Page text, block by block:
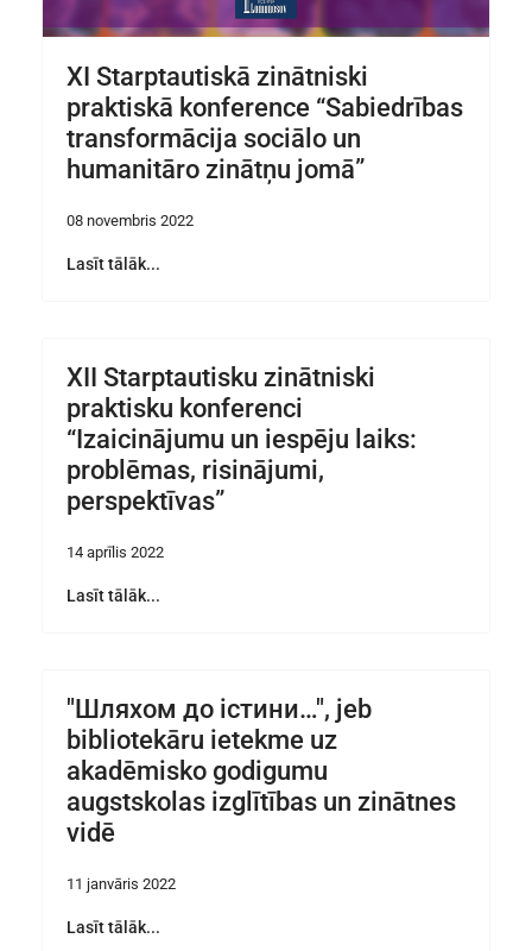
XI Starptautiskā zinātniski
praktiskā konference “Sabiedrības
transformācija sociālo un
humanitāro zinātņu jomā”
08 novembris 2022
Lasīt tālāk...
XII Starptautisku zinātniski
praktisku konferenci
“Izaicinājumu un iespēju laiks:
problēmas, risinājumi,
perspektīvas”
14 aprīlis 2022
Lasīt tālāk...
"Шляхом до істини…", jeb
bibliotekāru ietekme uz
akadēmisko godigumu
augstskolas izglītības un zinātnes
vidē
11 janvāris 2022
Lasīt tālāk...